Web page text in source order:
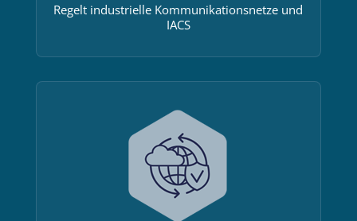
Regelt industrielle Kommunikationsnetze und
IACS